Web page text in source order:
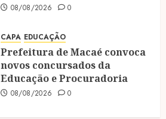
08/08/2026 0
CAPA EDUCAÇÃO
Prefeitura de Macaé convoca
novos concursados da
Educação e Procuradoria
08/08/2026 0